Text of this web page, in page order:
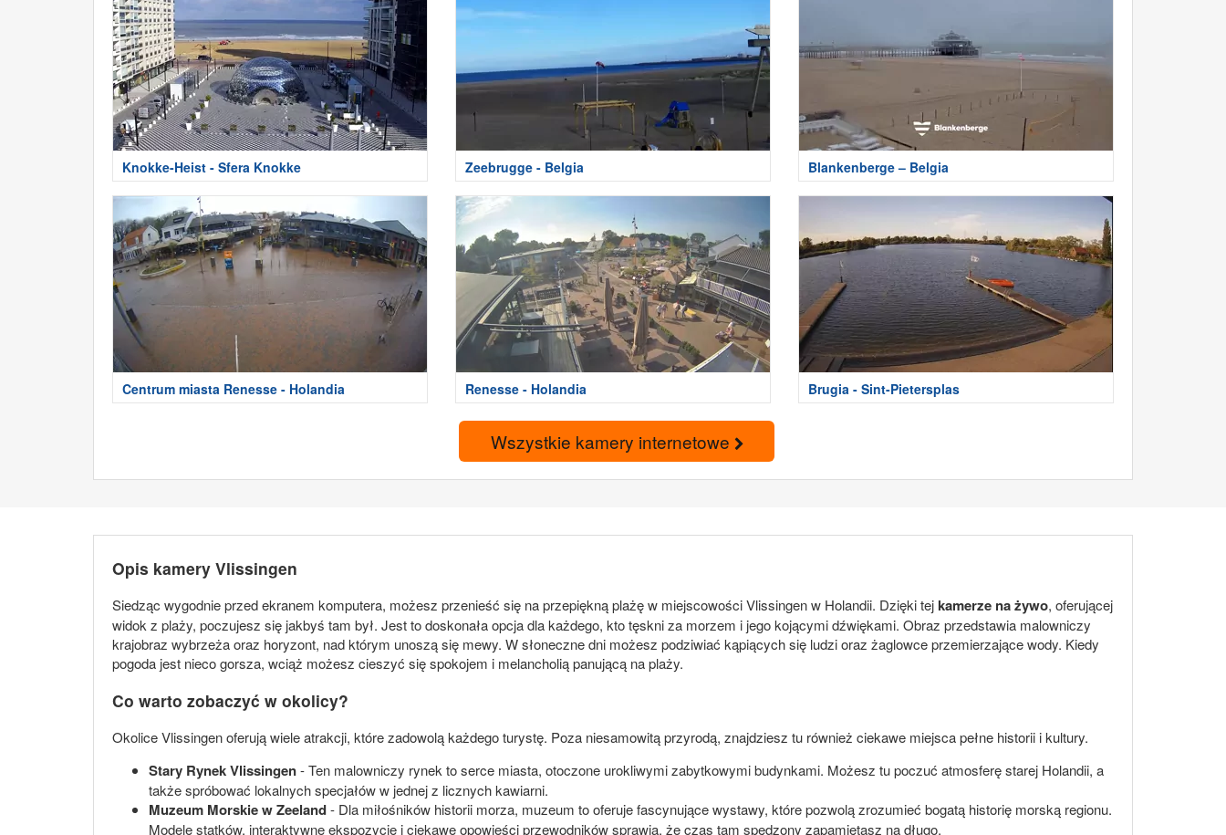
Knokke-Heist - Sfera Knokke Zeebrugge - Belgia Blankenberge – Belgia
Centrum miasta Renesse - Holandia Renesse - Holandia Brugia - Sint-Pietersplas
Wszystkie kamery internetowe
Opis kamery Vlissingen
Siedząc wygodnie przed ekranem komputera, możesz przenieść się na przepiękną plażę w miejscowości Vlissingen w Holandii. Dzięki tejkamerze na żywo, oferującej
widok z plaży, poczujesz się jakbyś tam był. Jest to doskonała opcja dla każdego, kto tęskni za morzem i jego kojącymi dźwiękami. Obraz przedstawia malowniczy
krajobraz wybrzeża oraz horyzont, nad którym unoszą się mewy. W słoneczne dni możesz podziwiać kąpiących się ludzi oraz żaglowce przemierzające wody. Kiedy
pogoda jest nieco gorsza, wciąż możesz cieszyć się spokojem i melancholią panującą na plaży.
Co warto zobaczyć w okolicy?
Okolice Vlissingen oferują wiele atrakcji, które zadowolą każdego turystę. Poza niesamowitą przyrodą, znajdziesz tu również ciekawe miejsca pełne historii i kultury.
Stary Rynek Vlissingen- Ten malowniczy rynek to serce miasta, otoczone urokliwymi zabytkowymi budynkami. Możesz tu poczuć atmosferę starej Holandii, a
także spróbować lokalnych specjałów w jednej z licznych kawiarni.
Muzeum Morskie w Zeeland- Dla miłośników historii morza, muzeum to oferuje fascynujące wystawy, które pozwolą zrozumieć bogatą historię morską regionu.
Modele statków, interaktywne ekspozycje i ciekawe opowieści przewodników sprawią, że czas tam spędzony zapamiętasz na długo.